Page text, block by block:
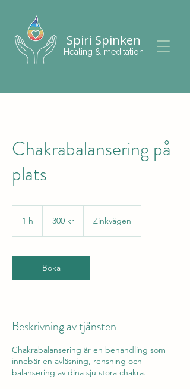
Spiri Spinken
Healing & meditation
Chakrabalansering på
plats
1 h
kronor300 kr Zinkvägen
Boka
Beskrivning av tjänsten
Chakrabalansering är en behandling som
innebär en avläsning, rensning och
balansering av dina sju stora chakra.